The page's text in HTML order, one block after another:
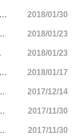
2018/01/30
2018/01/23
2018/01/23
2018/01/17
2017/12/14
2017/11/30
2017/11/30